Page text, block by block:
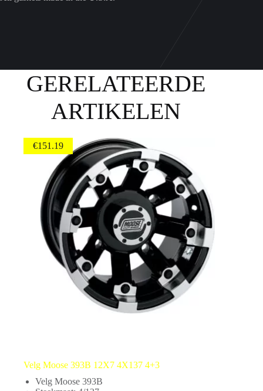
GERELATEERDE
ARTIKELEN
Velg Moose 393B 12X7 4X137 4+3
€151.19
Velg Moose 393B